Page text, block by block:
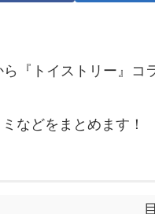
『トイストリー』
などをまとめます！